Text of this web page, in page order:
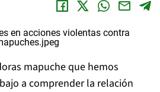
mapuche que hemos
a comprender la relación